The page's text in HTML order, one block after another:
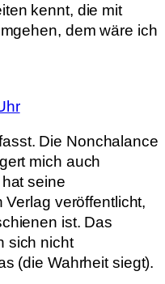
kennt, die mit
dem wäre ich
Die Nonchalance
mich auch
seine
Verlag veröffentlicht,
ist. Das
sich nicht
(die Wahrheit siegt).